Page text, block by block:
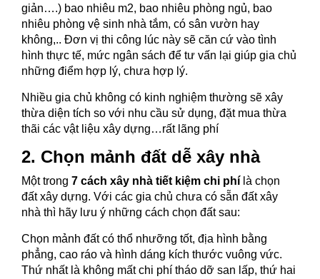
giản….) bao nhiêu m2, bao nhiêu phòng ngủ, bao
nhiêu phòng vệ sinh nhà tắm, có sân vườn hay
không,.. Đơn vị thi công lúc này sẽ căn cứ vào tình
hình thực tế, mức ngân sách để tư vấn lại giúp gia chủ
những điểm hợp lý, chưa hợp lý.
Nhiều gia chủ không có kinh nghiệm thường sẽ xây
thừa diện tích so với nhu cầu sử dụng, đặt mua thừa
thãi các vật liệu xây dựng…rất lãng phí
2. Chọn mảnh đất dễ xây nhà
Một trong 7 cách xây nhà tiết kiệm chi phí là chọn
đất xây dựng. Với các gia chủ chưa có sẵn đất xây
nhà thì hãy lưu ý những cách chọn đất sau:
Chọn mảnh đất có thổ nhưỡng tốt, địa hình bằng
phẳng, cao ráo và hình dáng kích thước vuông vức.
Thứ nhất là không mất chi phí tháo dỡ san lấp, thứ hai